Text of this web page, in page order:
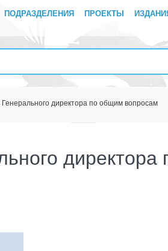
ПОДРАЗДЕЛЕНИЯ ПРОЕКТЫ
Генерального директора по общим вопросам